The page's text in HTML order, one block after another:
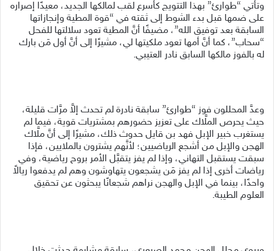
وتأتي “طوارئ” بهذا التتويج كأسرع لقب لمالكها الجديد، معيدًا إصراره
على ضمها قبل بدء الشوط إلى ثقته في “قوة المطية وإنجازاتها
السابقة بعد توفيق الله”، مضيفًا أنَّ المطية تعود سلالتها للفحل
“سحاب”، كما أنَّ أمها تعود ملكيتها لي، مشيرًا إلى أنَّ أول مَن بارك
له بالفوز مالكها السابق نادر العتيبي.
وعدَّ المحللون فوز “طوارئ” سابقة نادرة لم تحدث إلاَّ مرَّات قليلة،
حيث يحرص الملَّاك على تعزيز حضورهم بمشتريات قوية، فيما لم
يستغرب خبير الإبل فهد بن قايل حدوث ذلك، مشيرًا إلى أنَّ ملَّاك
الهجن والإبل من أشجع الرياضيين؛ لأنَّهم يشترون بالملايين، فإذا
سبقت يستقبل التهاني، وإذا لم يفز يتقبَّل الأمر بروح رياضية، وفي
رياضات أخرى إذا لم يفز مَن يشجعون يتهاوشون وهم لم يدفعوا ريالاً
واحدًا، بينما في الإبل والهجن نراهم شجعانًا يبحثون عن تحقيق
العلوم الطيبة.